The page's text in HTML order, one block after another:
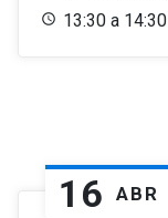
13:30 a 14:30
16 ABR